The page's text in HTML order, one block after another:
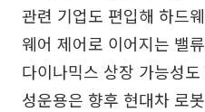
관련 기업도 편입해 하드
웨어 제어로 이어지는 밸
다이나믹스 상장 가능성
성운용은 향후 현대차 로